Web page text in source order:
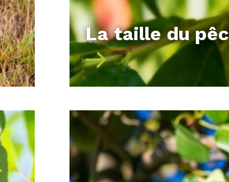
La taille du